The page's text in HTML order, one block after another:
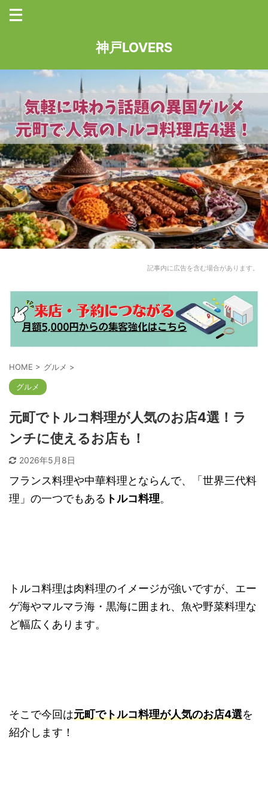
神戸LOVERS
記事内に広告を含む場合があります。
HOME > グルメ >
グルメ
元町でトルコ料理が人気のお店4選！ラ
ンチに使えるお店も！
2026年5月8日
フランス料理や中華料理とならんで、「世界三代料
理」の一つでもある トルコ料理。
トルコ料理は肉料理のイメージが強いですが、エー
ゲ海やマルマラ海・黒海に囲まれ、魚や野菜料理な
ど幅広くあります。
そこで今回は元町でトルコ料理が人気のお店4選を
紹介します！